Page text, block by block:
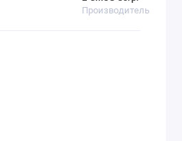
Производитель